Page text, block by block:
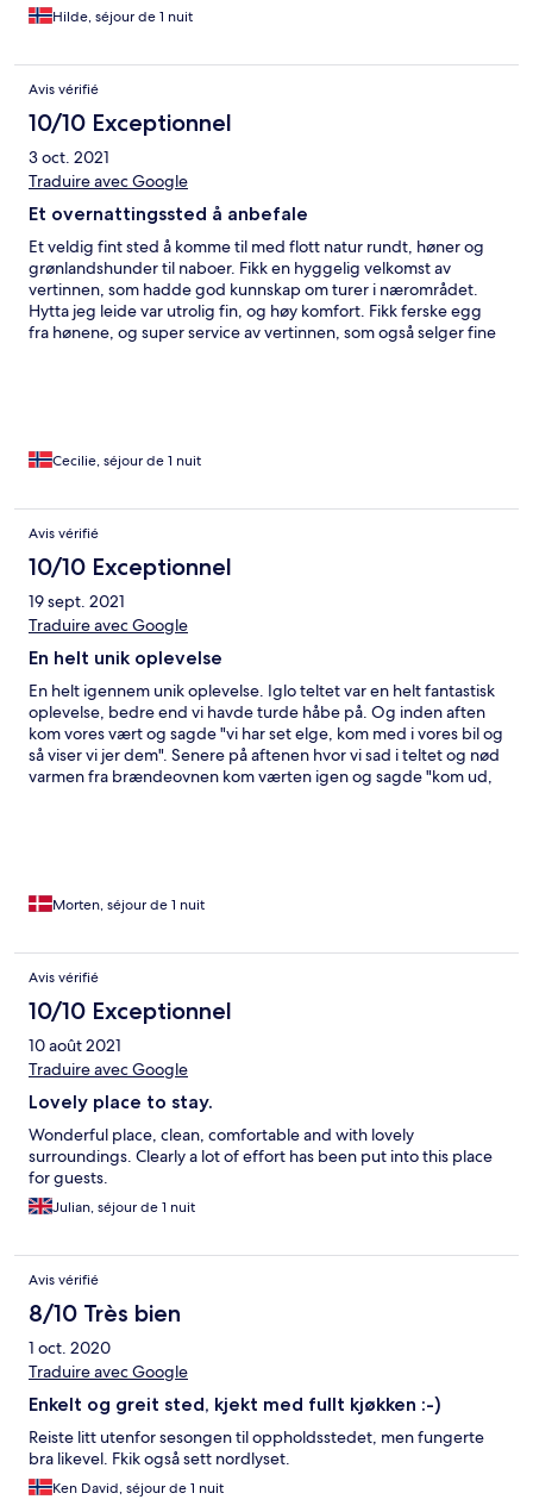
Hilde, séjour de 1 nuit
Avis vérifié
10/10 Exceptionnel
3 oct. 2021
Traduire avec Google
Et overnattingssted å anbefale
Et veldig fint sted å komme til med flott natur rundt, høner og
grønlandshunder til naboer. Fikk en hyggelig velkomst av
vertinnen, som hadde god kunnskap om turer i nærområdet.
Hytta jeg leide var utrolig fin, og høy komfort. Fikk ferske egg
fra hønene, og super service av vertinnen, som også selger fine
Cecilie, séjour de 1 nuit
Avis vérifié
10/10 Exceptionnel
19 sept. 2021
Traduire avec Google
En helt unik oplevelse
En helt igennem unik oplevelse. Iglo teltet var en helt fantastisk
oplevelse, bedre end vi havde turde håbe på. Og inden aften
kom vores vært og sagde "vi har set elge, kom med i vores bil og
så viser vi jer dem". Senere på aftenen hvor vi sad i teltet og nød
varmen fra brændeovnen kom værten igen og sagde "kom ud,
Morten, séjour de 1 nuit
Avis vérifié
10/10 Exceptionnel
10 août 2021
Traduire avec Google
Lovely place to stay.
Wonderful place, clean, comfortable and with lovely
surroundings. Clearly a lot of effort has been put into this place
for guests.
Julian, séjour de 1 nuit
Avis vérifié
8/10 Très bien
1 oct. 2020
Traduire avec Google
Enkelt og greit sted, kjekt med fullt kjøkken :-)
Reiste litt utenfor sesongen til oppholdsstedet, men fungerte
bra likevel. Fkik også sett nordlyset.
Ken David, séjour de 1 nuit